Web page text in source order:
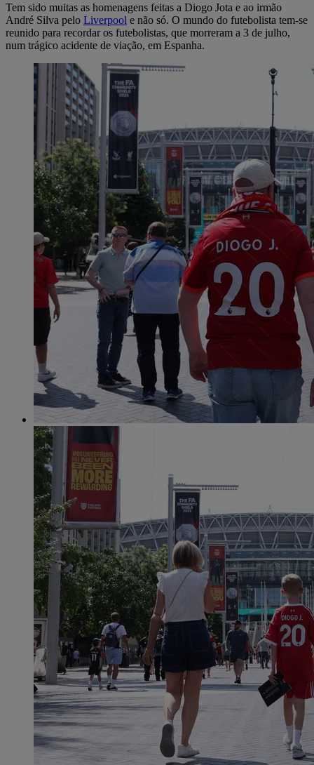
Tem sido muitas as homenagens feitas a Diogo Jota e ao irmão
André Silva pelo Liverpool e não só. O mundo do futebolista tem-se
reunido para recordar os futebolistas, que morreram a 3 de julho,
num trágico acidente de viação, em Espanha.